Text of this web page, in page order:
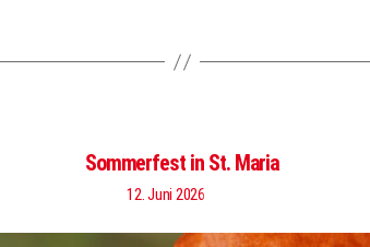
Sommerfest in St. Maria
12. Juni 2026